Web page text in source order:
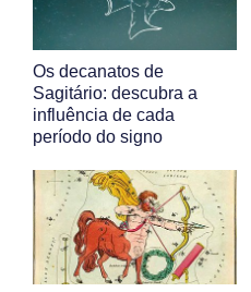
Os decanatos de
Sagitário: descubra a
influência de cada
período do signo